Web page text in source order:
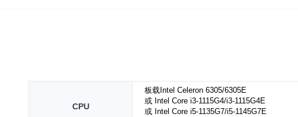
CPU
板载Intel Celeron 6305/6305E
或 Intel Core i3-1115G4/i3-1115G4E
或 Intel Core i5-1135G7/i5-1145G7E